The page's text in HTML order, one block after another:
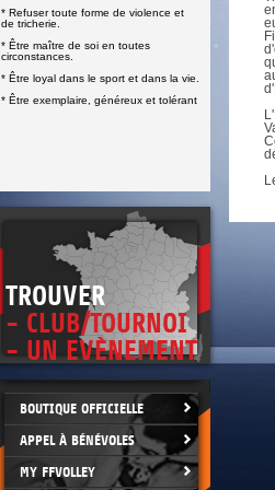
* Refuser toute forme de violence et
de tricherie.
* Être maître de soi en toutes
circonstances.
* Être loyal dans le sport et dans la vie.
* Être exemplaire, généreux et tolérant
TROUVER
- CLUB/TOURNOI
- UN EVÈNEMENT
BOUTIQUE OFFICIELLE
APPEL À BÉNÉVOLES
MY FFVOLLEY